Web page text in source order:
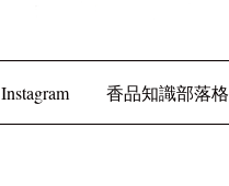
Instagram 香品知識部落格